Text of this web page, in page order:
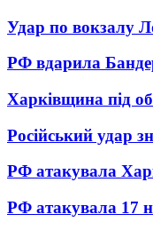
Удар по вокзалу
РФ вдарила
Харківщина під
Російський удар
РФ атакувала
РФ атакувала 17